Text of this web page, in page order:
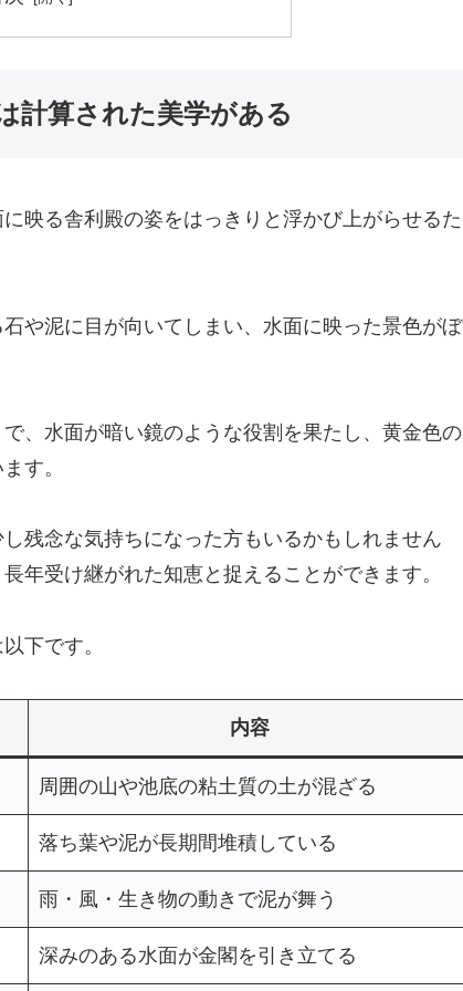
計算された美学がある
映る舎利殿の姿をはっきりと浮かび上がらせるた
や泥に目が向いてしまい、水面に映った景色がぼ
、水面が暗い鏡のような役割を果たし、黄金色の
す。
残念な気持ちになった方もいるかもしれません
年受け継がれた知恵と捉えることができます。
下です。
内容
周囲の山や池底の粘土質の土が混ざる
落ち葉や泥が長期間堆積している
雨・風・生き物の動きで泥が舞う
深みのある水面が金閣を引き立てる